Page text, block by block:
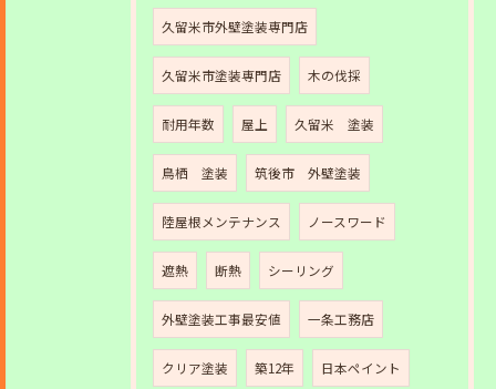
久留米市外壁塗装専門店
久留米市塗装専門店 木の伐採
耐用年数 屋上 久留米 塗装
鳥栖 塗装 筑後市 外壁塗装
陸屋根メンテナンス ノースワード
遮熱 断熱 シーリング
外壁塗装工事最安値 一条工務店
クリア塗装 築12年 日本ペイント